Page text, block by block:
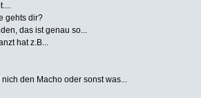
gehts dir?
das ist genau so...
hat z.B...
den Macho oder sonst was...